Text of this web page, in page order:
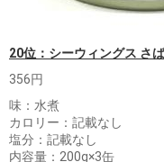
20位：シーウィングス さ
356円
味：水煮
カロリー：記載なし
塩分：記載なし
内容量：200g×3缶